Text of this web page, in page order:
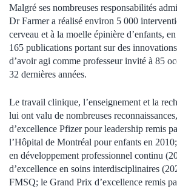
Malgré ses nombreuses responsabilités
Dr Farmer a réalisé environ 5 000
cerveau et à la moelle épinière d’enfants,
165 publications portant sur des
d’avoir agi comme professeur invité à 85
32 dernières années.
Le travail clinique, l’enseignement et la
lui ont valu de nombreuses
d’excellence Pfizer pour leadership remis
l’Hôpital de Montréal pour enfants en
en développement professionnel continu
d’excellence en soins interdisciplinaires
FMSQ; le Grand Prix d’excellence remis